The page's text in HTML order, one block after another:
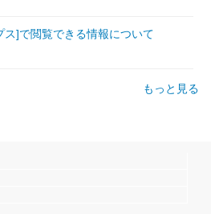
ス]で閲覧できる情報について
もっと見る